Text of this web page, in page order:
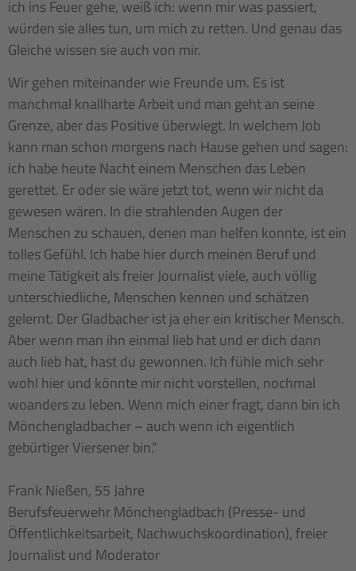
ich ins Feuer gehe, weiß ich: wenn mir was passiert,
würden sie alles tun, um mich zu retten. Und genau das
Gleiche wissen sie auch von mir.
Wir gehen miteinander wie Freunde um. Es ist
manchmal knallharte Arbeit und man geht an seine
Grenze, aber das Positive überwiegt. In welchem Job
kann man schon morgens nach Hause gehen und sagen:
ich habe heute Nacht einem Menschen das Leben
gerettet. Er oder sie wäre jetzt tot, wenn wir nicht da
gewesen wären. In die strahlenden Augen der
Menschen zu schauen, denen man helfen konnte, ist ein
tolles Gefühl. Ich habe hier durch meinen Beruf und
meine Tätigkeit als freier Journalist viele, auch völlig
unterschiedliche, Menschen kennen und schätzen
gelernt. Der Gladbacher ist ja eher ein kritischer Mensch.
Aber wenn man ihn einmal lieb hat und er dich dann
auch lieb hat, hast du gewonnen. Ich fühle mich sehr
wohl hier und könnte mir nicht vorstellen, nochmal
woanders zu leben. Wenn mich einer fragt, dann bin ich
Mönchengladbacher – auch wenn ich eigentlich
gebürtiger Viersener bin.“
Frank Nießen, 55 Jahre
Berufsfeuerwehr Mönchengladbach (Presse- und
Öffentlichkeitsarbeit, Nachwuchskoordination), freier
Journalist und Moderator